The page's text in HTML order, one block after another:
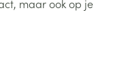
maar ook op je